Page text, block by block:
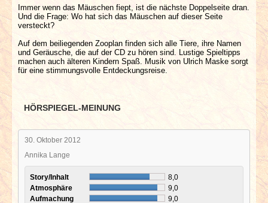
Immer wenn das Mäuschen fiept, ist die nächste Doppelseite dran.
Und die Frage: Wo hat sich das Mäuschen auf dieser Seite
versteckt?
Auf dem beiliegenden Zooplan finden sich alle Tiere, ihre Namen
und Geräusche, die auf der CD zu hören sind. Lustige Spieltipps
machen auch älteren Kindern Spaß. Musik von Ulrich Maske sorgt
für eine stimmungsvolle Entdeckungsreise.
HÖRSPIEGEL-MEINUNG
30. Oktober 2012
Annika Lange
Story/Inhalt
8,0
Atmosphäre
9,0
Aufmachung
9,0